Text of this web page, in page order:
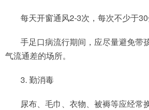
每天开窗通风2-3次，每次不少于30
手足口病流行期间，应尽量避免带
气流通差的场所。
3. 勤消毒
尿布、毛巾、衣物、被褥等应经常